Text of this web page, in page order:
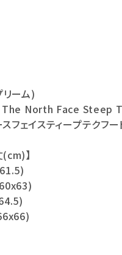
ーム)
The North Face Steep
フェイスティープテクフー
】